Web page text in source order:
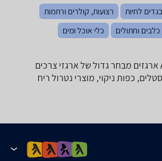
בגדים לחיות
רצועות, קולרים ורתמות
כלבים וחתולים
כלי אוכל ומים
צרכים - ‏Arm&Hammer ‏ארגזים מבחר גדול של ארגזי צרכים
כפות ניקוי, מוצרי נטרול ריח